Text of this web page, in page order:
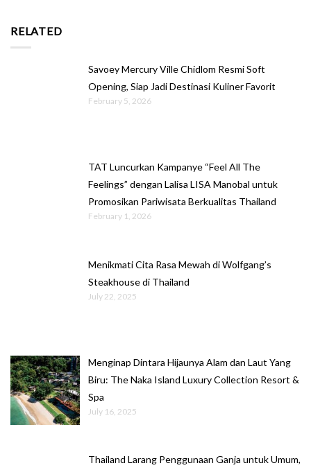
RELATED
Savoey Mercury Ville Chidlom Resmi Soft
Opening, Siap Jadi Destinasi Kuliner Favorit
February 5, 2026
TAT Luncurkan Kampanye “Feel All The
Feelings” dengan Lalisa LISA Manobal untuk
Promosikan Pariwisata Berkualitas Thailand
February 1, 2026
Menikmati Cita Rasa Mewah di Wolfgang’s
Steakhouse di Thailand
July 22, 2025
Menginap Dintara Hijaunya Alam dan Laut Yang
Biru: The Naka Island Luxury Collection Resort &
Spa
July 16, 2025
Thailand Larang Penggunaan Ganja untuk Umum,